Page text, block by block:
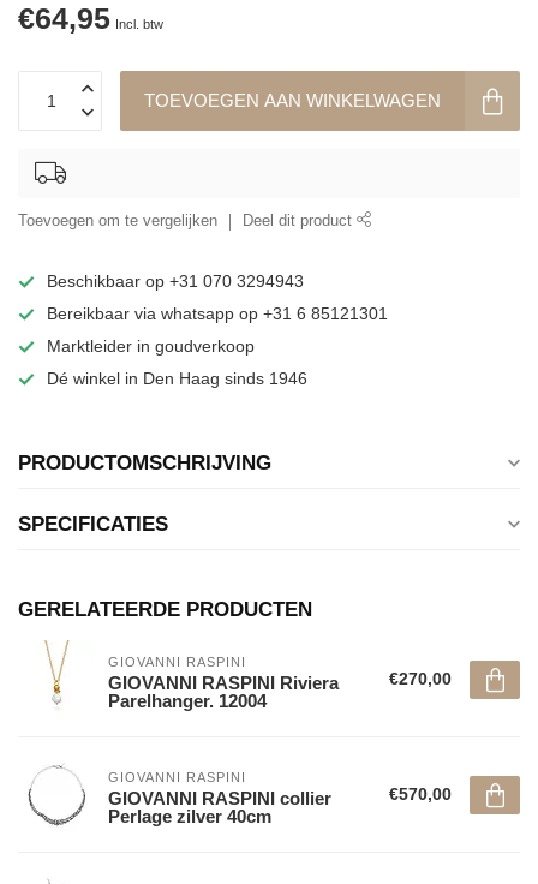
€64,95 Incl. btw
TOEVOEGEN AAN WINKELWAGEN
Toevoegen om te vergelijken Deel dit product
Beschikbaar op +31 070 3294943
Bereikbaar via whatsapp op +31 6 85121301
Marktleider in goudverkoop
Dé winkel in Den Haag sinds 1946
PRODUCTOMSCHRIJVING
SPECIFICATIES
GERELATEERDE PRODUCTEN
GIOVANNI RASPINI
GIOVANNI RASPINI Riviera
Parelhanger. 12004
€270,00
GIOVANNI RASPINI
GIOVANNI RASPINI collier
Perlage zilver 40cm
€570,00